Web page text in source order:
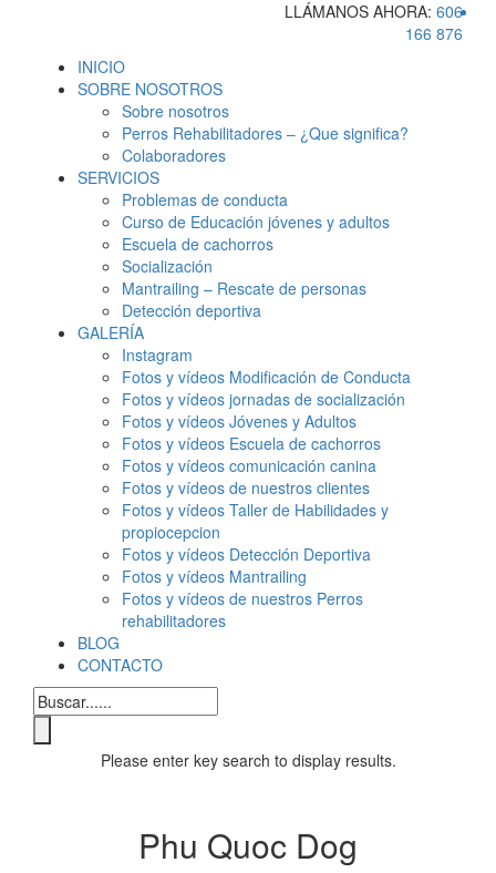
LLÁMANOS AHORA: 606
166 876
INICIO
SOBRE NOSOTROS
Sobre nosotros
Perros Rehabilitadores – ¿Que significa?
Colaboradores
SERVICIOS
Problemas de conducta
Curso de Educación jóvenes y adultos
Escuela de cachorros
Socialización
Mantrailing – Rescate de personas
Detección deportiva
GALERÍA
Instagram
Fotos y vídeos Modificación de Conducta
Fotos y vídeos jornadas de socialización
Fotos y vídeos Jóvenes y Adultos
Fotos y vídeos Escuela de cachorros
Fotos y vídeos comunicación canina
Fotos y vídeos de nuestros clientes
Fotos y vídeos Taller de Habilidades y
propiocepcion
Fotos y vídeos Detección Deportiva
Fotos y vídeos Mantrailing
Fotos y vídeos de nuestros Perros
rehabilitadores
BLOG
CONTACTO
Please enter key search to display results.
Phu Quoc Dog